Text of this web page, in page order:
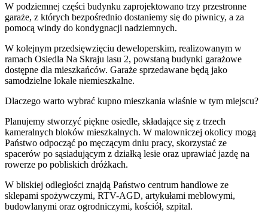
W podziemnej części budynku zaprojektowano trzy przestronne
garaże, z których bezpośrednio dostaniemy się do piwnicy, a za
pomocą windy do kondygnacji nadziemnych.
W kolejnym przedsięwzięciu deweloperskim, realizowanym w
ramach Osiedla Na Skraju lasu 2, powstaną budynki garażowe
dostępne dla mieszkańców. Garaże sprzedawane będą jako
samodzielne lokale niemieszkalne.
Dlaczego warto wybrać kupno mieszkania właśnie w tym miejscu?
Planujemy stworzyć piękne osiedle, składające się z trzech
kameralnych bloków mieszkalnych. W malowniczej okolicy mogą
Państwo odpocząć po męczącym dniu pracy, skorzystać ze
spacerów po sąsiadującym z działką lesie oraz uprawiać jazdę na
rowerze po pobliskich dróżkach.
W bliskiej odległości znajdą Państwo centrum handlowe ze
sklepami spożywczymi, RTV-AGD, artykułami meblowymi,
budowlanymi oraz ogrodniczymi, kościół, szpital.